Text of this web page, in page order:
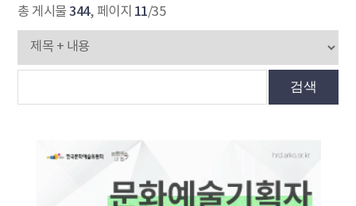
총 게시물344, 페이지 11/35
검색